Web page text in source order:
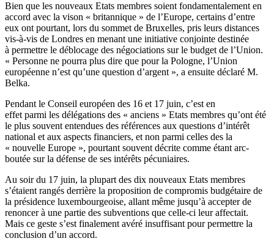
Bien que les nouveaux Etats membres soient fondamentalement en
accord avec la vison « britannique » de l’Europe, certains d’entre
eux ont pourtant, lors du sommet de Bruxelles, pris leurs distances
vis-à-vis de Londres en menant une initiative conjointe destinée
à permettre le déblocage des négociations sur le budget de l’Union.
« Personne ne pourra plus dire que pour la Pologne, l’Union
européenne n’est qu’une question d’argent », a ensuite déclaré M.
Belka.
Pendant le Conseil européen des 16 et 17 juin, c’est en
effet parmi les délégations des « anciens » Etats membres qu’ont été
le plus souvent entendues des références aux questions d’intérêt
national et aux aspects financiers, et non parmi celles des la
« nouvelle Europe », pourtant souvent décrite comme étant arc-
boutée sur la défense de ses intérêts pécuniaires.
Au soir du 17 juin, la plupart des dix nouveaux Etats membres
s’étaient rangés derrière la proposition de compromis budgétaire de
la présidence luxembourgeoise, allant même jusqu’à accepter de
renoncer à une partie des subventions que celle-ci leur affectait.
Mais ce geste s’est finalement avéré insuffisant pour permettre la
conclusion d’un accord.